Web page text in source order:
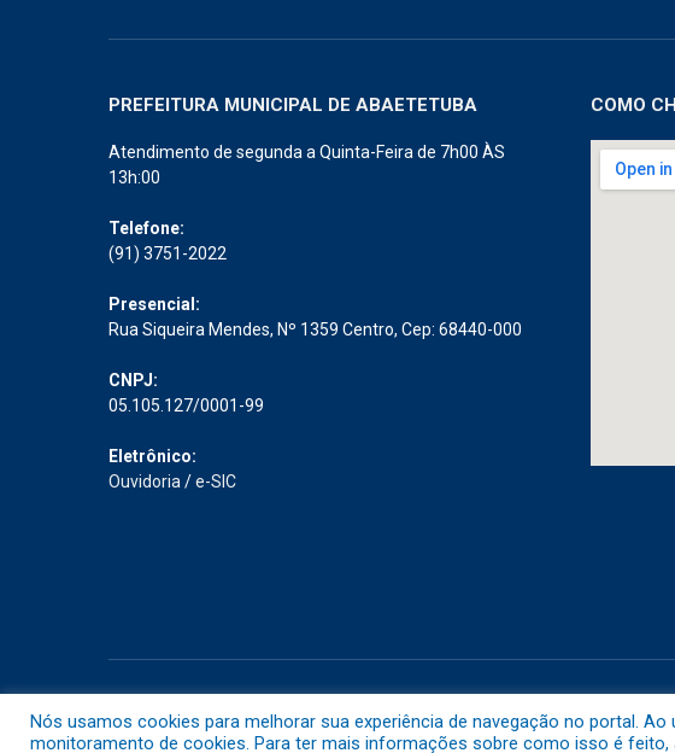
PREFEITURA MUNICIPAL DE ABAETETUBA
Atendimento de segunda a Quinta-Feira de 7h00 ÀS
13h:00
Telefone:
(91) 3751-2022
Presencial:
Rua Siqueira Mendes, Nº 1359 Centro, Cep: 68440-000
CNPJ:
05.105.127/0001-99
Eletrônico:
Ouvidoria /e-SIC
COMO
Nós usamos cookies para melhorar sua experiência de navegação no portal.
monitoramento de cookies. Para ter mais informações sobre como isso é